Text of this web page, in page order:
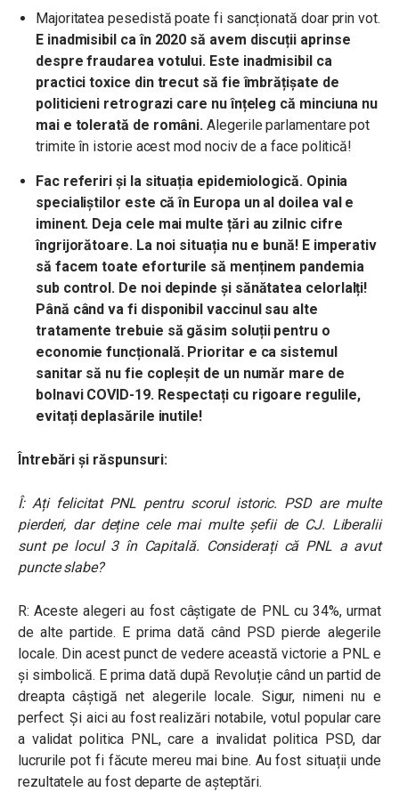
Majoritatea pesedistă poate fi sancționată doar prin vot.
E inadmisibil ca în 2020 să avem discuții aprinse
despre fraudarea votului. Este inadmisibil ca
practici toxice din trecut să fie îmbrățișate de
politicieni retrograzi care nu înțeleg că minciuna nu
mai e tolerată de români.Alegerile parlamentare pot
trimite în istorie acest mod nociv de a face politică!
Fac referiri și la situația epidemiologică. Opinia
specialiștilor este că în Europa un al doilea val e
iminent. Deja cele mai multe țări au zilnic cifre
îngrijorătoare. La noi situația nu e bună! E imperativ
să facem toate eforturile să menținem pandemia
sub control. De noi depinde și sănătatea celorlalți!
Până când va fi disponibil vaccinul sau alte
tratamente trebuie să găsim soluții pentru o
economie funcțională. Prioritar e ca sistemul
sanitar să nu fie copleșit de un număr mare de
bolnavi COVID-19. Respectați cu rigoare regulile,
evitați deplasările inutile!
Întrebări și răspunsuri:
Î: Ați felicitat PNL pentru scorul istoric. PSD are multe
pierderi, dar deține cele mai multe șefii de CJ. Liberalii
sunt pe locul 3 în Capitală. Considerați că PNL a avut
puncte slabe?
R: Aceste alegeri au fost câștigate de PNL cu 34%, urmat
de alte partide. E prima dată când PSD pierde alegerile
locale. Din acest punct de vedere această victorie a PNL e
și simbolică. E prima dată după Revoluție când un partid de
dreapta câștigă net alegerile locale. Sigur, nimeni nu e
perfect. Și aici au fost realizări notabile, votul popular care
a validat politica PNL, care a invalidat politica PSD, dar
lucrurile pot fi făcute mereu mai bine. Au fost situații unde
rezultatele au fost departe de așteptări.